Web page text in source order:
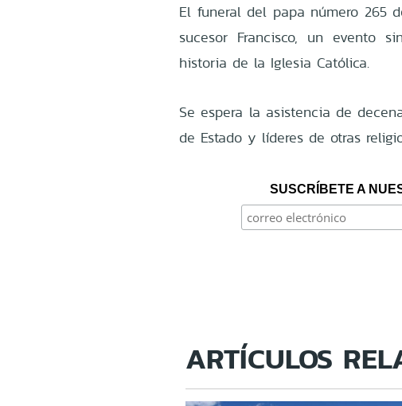
El funeral del papa número 265
sucesor Francisco, un evento
historia de la Iglesia Católica.
Se espera la asistencia de
de Estado y líderes de otras
SUSCRÍBETE A
ARTÍCULOS